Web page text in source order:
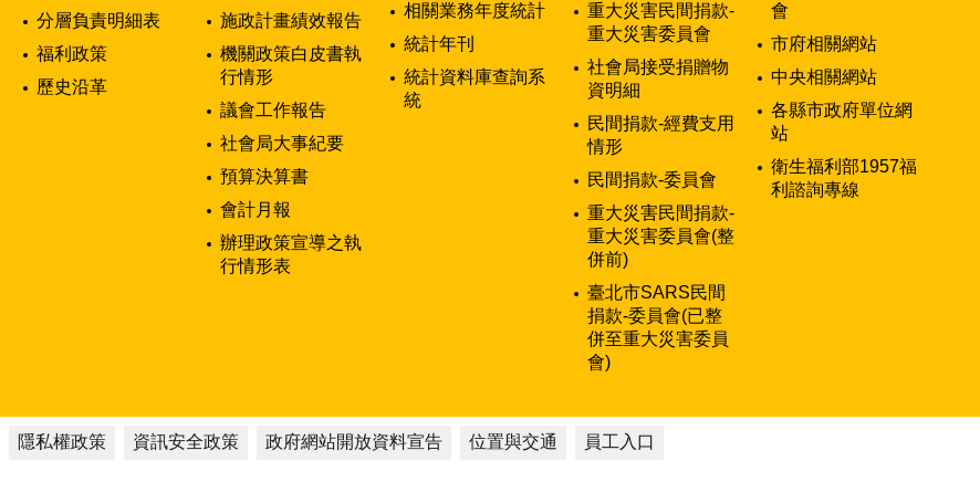
分層負責明細表
福利政策
歷史沿革
施政計畫績效報告
機關政策白皮書執
行情形
議會工作報告
社會局大事紀要
預算決算書
會計月報
辦理政策宣導之執
行情形表
相關業務年度統計
統計年刊
統計資料庫查詢系
統
重大災害民間捐款-
重大災害委員會
社會局接受捐贈物
資明細
民間捐款-經費支用
情形
民間捐款-委員會
重大災害民間捐款-
重大災害委員會(整
併前)
臺北市SARS民間
捐款-委員會(已整
併至重大災害委員
會)
會
市府相關網站
中央相關網站
各縣市政府單位網
站
衛生福利部1957福
利諮詢專線
隱私權政策 資訊安全政策 政府網站開放資料宣告 位置與交通 員工入口